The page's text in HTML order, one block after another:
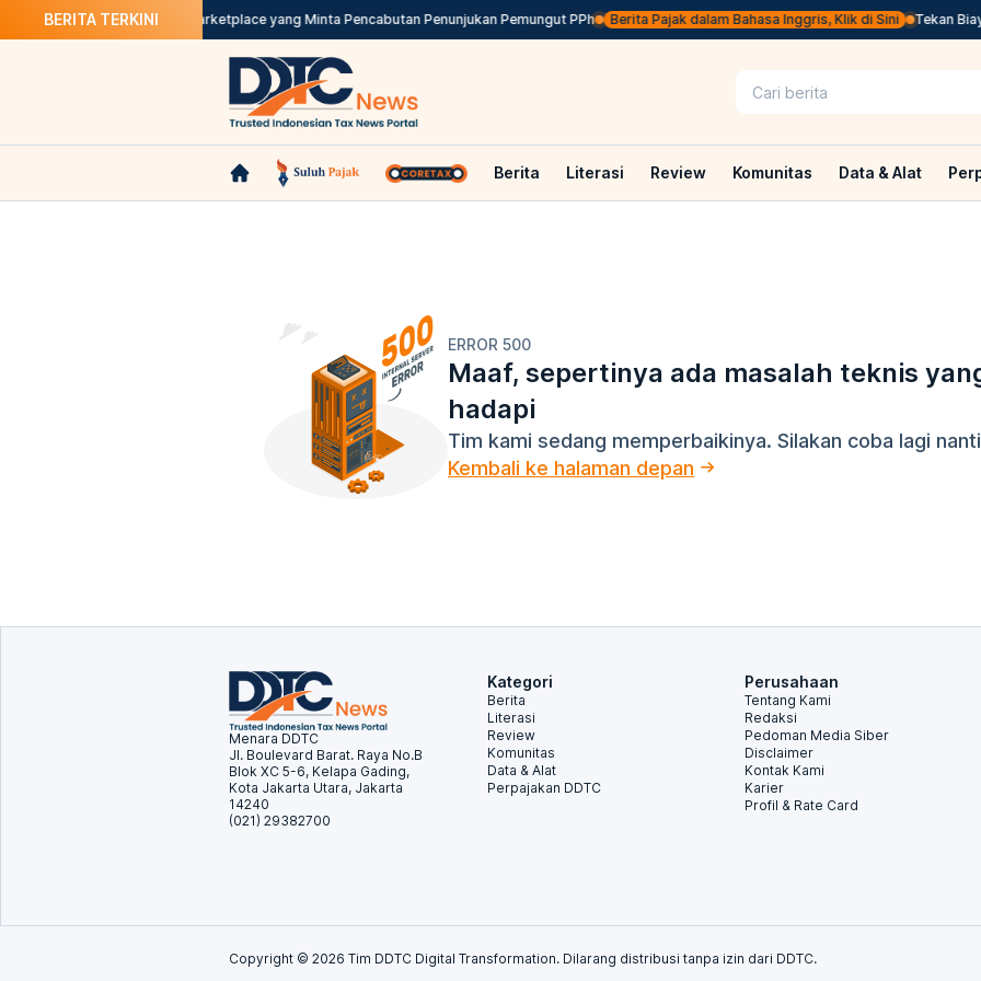
BERITA TERKINI
Sewa Rumah DJP Teliti Marketplace yang Minta Pencabutan Penunjukan Pemungut PPh Berita Pajak dalam Bahasa Inggris, Klik di Sini Tekan
Berita Literasi Review Komunitas Data & Alat
ERROR 500
Maaf, sepertinya ada masalah teknis
hadapi
Tim kami sedang memperbaikinya. Silakan coba lagi
Kembali ke halaman depan
Menara DDTC
Jl. Boulevard Barat. Raya No.B
Blok XC 5-6, Kelapa Gading,
Kota Jakarta Utara, Jakarta
14240
(021) 29382700
Kategori
Berita
Literasi
Review
Komunitas
Data & Alat
Perpajakan DDTC
Perusahaan
Tentang Kami
Redaksi
Pedoman Media Siber
Disclaimer
Kontak Kami
Karier
Profil & Rate Card
Copyright © 2026 Tim DDTC Digital Transformation. Dilarang distribusi tanpa izin dari DDTC.